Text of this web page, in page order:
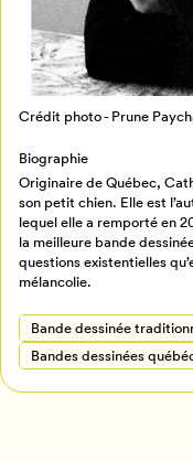
Programmation
Billetterie
Retour à l’accueil
Crédit photo - Prune
Biographie
Originaire de Québec,
son petit chien. Elle est
lequel elle a remporté en
la meilleure bande
questions existentielles
mélancolie.
Bande dessinée
Bandes dessinées
Pour
connectez-